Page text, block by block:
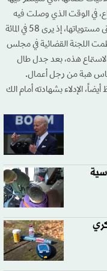
في الوقت الذي وصلت فيه
شعبية المحكمة العليا، ذات الغالبية المحافظة، إلى أدنى مستوياتها، إذ يرى 58 في المائة
اللجنة القضائية في مجلس
هذه، بعد جدل طال
هبة من رجل أعمال.
الإدلاء بشهادته أمام الك